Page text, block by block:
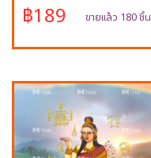
฿189 ขายแล้ว 180 ชิ้น